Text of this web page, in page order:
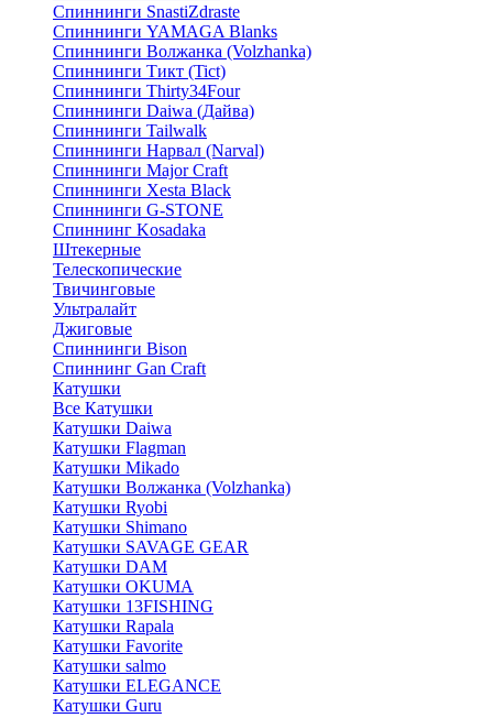
Спиннинги SnastiZdraste
Спиннинги YAMAGA Blanks
Спиннинги Волжанка (Volzhanka)
Спиннинги Тикт (Tict)
Спиннинги Thirty34Four
Спиннинги Daiwa (Дайва)
Спиннинги Tailwalk
Спиннинги Нарвал (Narval)
Спиннинги Major Craft
Спиннинги Xesta Black
Спиннинги G-STONE
Спиннинг Kosadaka
Штекерные
Телескопические
Твичинговые
Ультралайт
Джиговые
Спиннинги Bison
Спиннинг Gan Craft
Катушки
Все Катушки
Катушки Daiwa
Катушки Flagman
Катушки Mikado
Катушки Волжанка (Volzhanka)
Катушки Ryobi
Катушки Shimano
Катушки SAVAGE GEAR
Катушки DAM
Катушки OKUMA
Катушки 13FISHING
Катушки Rapala
Катушки Favorite
Катушки salmo
Катушки ELEGANCE
Катушки Guru